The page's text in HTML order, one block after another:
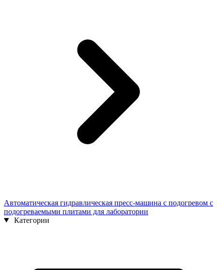
Автоматическая гидравлическая пресс-машина с подогревом с
подогреваемыми плитами для лаборатории
Категории